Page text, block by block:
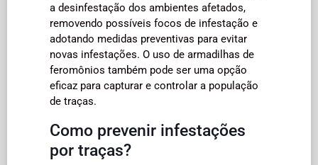
a desinfestação dos ambientes afetados,
removendo possíveis focos de infestação e
adotando medidas preventivas para evitar
novas infestações. O uso de armadilhas de
feromônios também pode ser uma opção
eficaz para capturar e controlar a população
de traças.
Como prevenir infestações
por traças?